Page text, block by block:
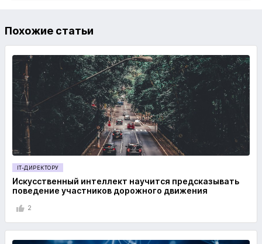
Похожие статьи
IT-ДИРЕКТОРУ
Искусственный интеллект научится предсказывать
поведение участников дорожного движения
2